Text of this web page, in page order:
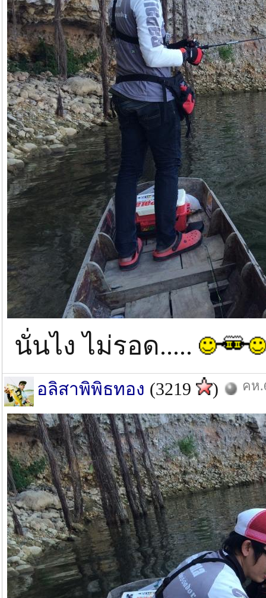
นั่นไง ไม่รอด.....
อลิสาพิพิธทอง (3219 ) คห